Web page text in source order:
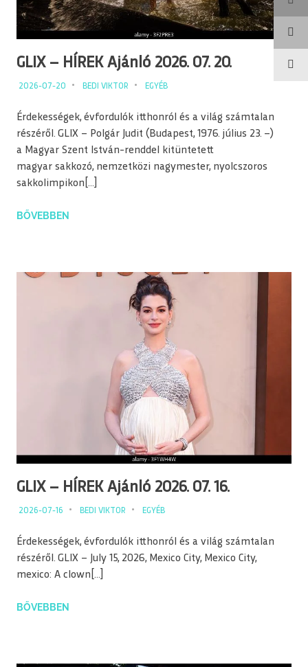
GLIX – HÍREK Ajánló 2026. 07. 20.
2026-07-20 BEDI VIKTOR EGYÉB
Érdekességek, évfordulók itthonról és a világ számtalan
részéről. GLIX – Polgár Judit (Budapest, 1976. július 23. –)
a Magyar Szent István-renddel kitüntetett
magyar sakkozó, nemzetközi nagymester, nyolcszoros
sakkolimpikon[…]
BŐVEBBEN
GLIX – HÍREK Ajánló 2026. 07. 16.
2026-07-16 BEDI VIKTOR EGYÉB
Érdekességek, évfordulók itthonról és a világ számtalan
részéről. GLIX – July 15, 2026, Mexico City, Mexico City,
mexico: A clown[…]
BŐVEBBEN